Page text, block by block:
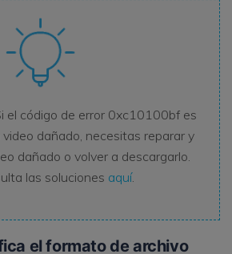
el código de error 0xc10100bf es
dañado, necesitas reparar y
dañado o volver a descargarlo.
las soluciones aquí.
el formato de archivo